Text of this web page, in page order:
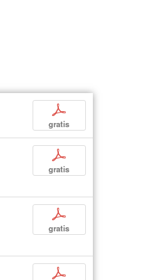
p
gratis
p
gratis
p
gratis
p